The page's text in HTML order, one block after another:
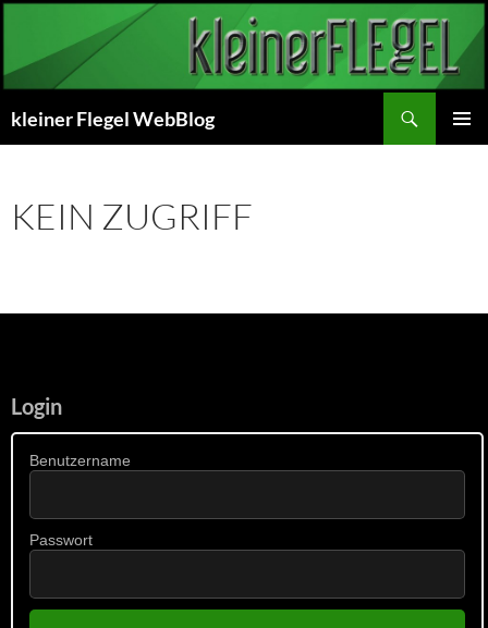
Zum
springen
kleiner Flegel WebBlog
KEIN ZUGRIFF
Login
Benutzername
Passwort